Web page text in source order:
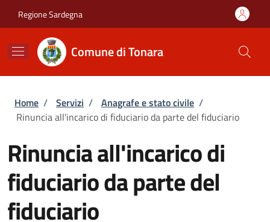
Regione Sardegna
Comune di Tonara
Briciole di pane
Home / Servizi / Anagrafe e stato civile /
Rinuncia all'incarico di fiduciario da parte del fiduciario
Rinuncia all'incarico di
fiduciario da parte del
fiduciario